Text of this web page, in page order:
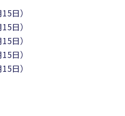
日）
日）
日）
日）
日）